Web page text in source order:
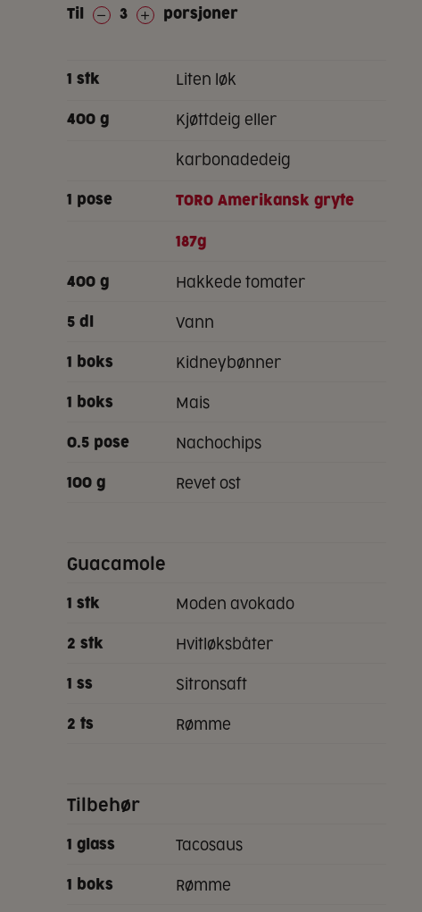
Til 3 porsjoner
1 stk liten løk
400 g kjøttdeig eller
karbonadedeig
1 pose TORO Amerikansk gryte
187g
400 g hakkede tomater
5 dl vann
1 boks kidneybønner
1 boks mais
0.5 pose nachochips
100 g revet ost
Guacamole
1 stk moden avokado
2 stk hvitløksbåter
1 ss sitronsaft
2 ts rømme
Tilbehør
1 glass tacosaus
1 boks rømme